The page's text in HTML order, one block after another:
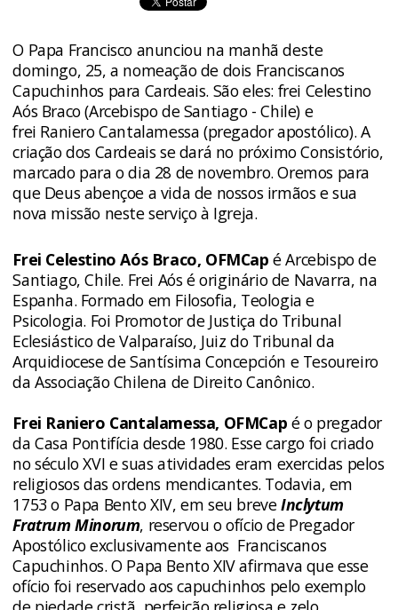
O Papa Francisco anunciou na manhã deste
domingo, 25, a nomeação de dois Franciscanos
Capuchinhos para Cardeais. São eles: frei Celestino
Aós Braco (Arcebispo de Santiago - Chile) e
frei Raniero Cantalamessa (pregador apostólico). A
criação dos Cardeais se dará no próximo Consistório,
marcado para o dia 28 de novembro. Oremos para
que Deus abençoe a vida de nossos irmãos e sua
nova missão neste serviço à Igreja.
Frei Celestino Aós Braco, OFMCap é Arcebispo de
Santiago, Chile. Frei Aós é originário de Navarra, na
Espanha. Formado em Filosofia, Teologia e
Psicologia. Foi Promotor de Justiça do Tribunal
Eclesiástico de Valparaíso, Juiz do Tribunal da
Arquidiocese de Santísima Concepción e Tesoureiro
da Associação Chilena de Direito Canônico.
Frei Raniero Cantalamessa, OFMCap é o pregador
da Casa Pontifícia desde 1980. Esse cargo foi criado
no século XVI e suas atividades eram exercidas pelos
religiosos das ordens mendicantes. Todavia, em
1753 o Papa Bento XIV, em seu breveInclytum
Fratrum Minorum, reservou o ofício de Pregador
Apostólico exclusivamente aos Franciscanos
Capuchinhos. O Papa Bento XIV afirmava que esse
ofício foi reservado aos capuchinhos pelo exemplo